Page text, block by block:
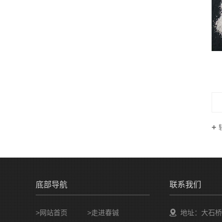
底部导航
>网站首页 >走进春铖
联系我们
地址：大石